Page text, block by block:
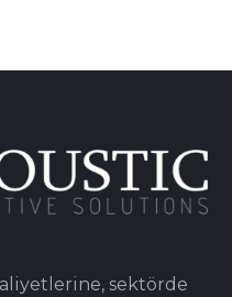
sektörde